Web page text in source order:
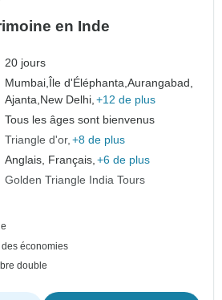
en Inde
20 jours
Mumbai, Île d'Éléphanta,Aurangabad,
Ajanta, New Delhi, +12 de plus
Tous les âges sont bienvenus
Triangle d'or +8 de plus
Anglais, Français, +6 de plus
Golden Triangle India Tours
économies
double